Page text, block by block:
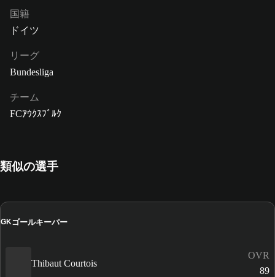
国籍
ドイツ
リーグ
Bundesliga
チーム
FCｱｳｸｽﾌﾞﾙｸ
類似の選手
GKゴールキーパー
Thibaut Courtois
OVR
89